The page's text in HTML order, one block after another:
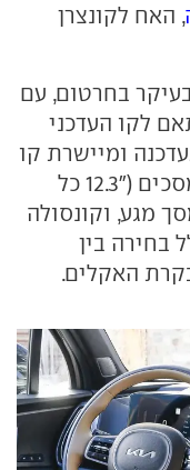
, האח לקונצרן
בחרטום, עם
לקו העדכני
ומיישרת קו
עם דגמים אחרים, ומציעה צמד מסכים ("12.3 כל
מגע, וקונסולה
בחירה בין
האקלים.